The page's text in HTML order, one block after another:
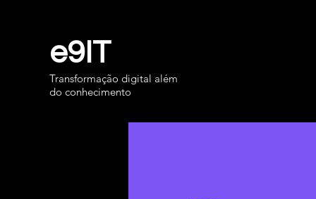
e9IT
Transformação digital além
do conhecimento